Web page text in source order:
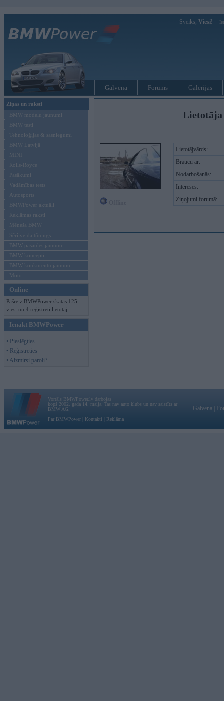
Sveiks, Viesi!
Galvenā Forums Galerijas
Ziņas un raksti
BMW modeļu jaunumi
BMW testi
Tehnoloģijas & sasniegumi
BMW Latvijā
MINI
Rolls-Royce
Pasākumi
Vadāmības tests
Autosports
BMWPower aktuāli
Reklāmas raksti
Mēneša BMW
Sērijveida tūnings
BMW pasaules jaunumi
BMW koncepti
BMW konkurentu jaunumi
Moto
Online
Pašreiz BMWPower skatās 125
viesi un 4 reģistrēti lietotāji.
Ienākt BMWPower
• Pieslēgties
• Reģistrēties
• Aizmirsi paroli?
Lietotājvārds:
Braucu ar:
Nodarbošanās:
Intereses:
Ziņojumi forumā:
Vortāls BMWPower.lv darbojas
kopš 2002. gada 14. maija. Tas nav auto klubs un nav saistīts ar
BMW AG.
Par BMWPower
Kontakti Reklāma
Galvena